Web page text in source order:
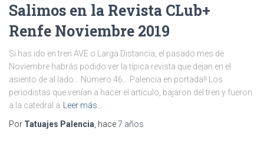
Salimos en la Revista CLub+
Renfe Noviembre 2019
Si has ido en tren AVE o Larga Distancia, el pasado mes de
Noviembre habrás podido ver la típica revista que dejan en el
asiento de al lado… Número 46… Palencia en portada!! Los
periodistas que venían a hacer el artículo, bajaron del tren y fueron
a la catedral a Leer más…
Por Tatuajes Palencia, hace7 años